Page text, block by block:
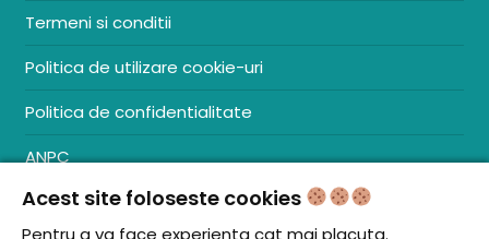
Termeni si conditii
Politica de utilizare cookie-uri
Politica de confidentialitate
ANPC
Contact
S.C. ZENCOM MEDIA GROUP SRL
Acest site foloseste cookies
Pentru a va face experienta cat mai placuta.